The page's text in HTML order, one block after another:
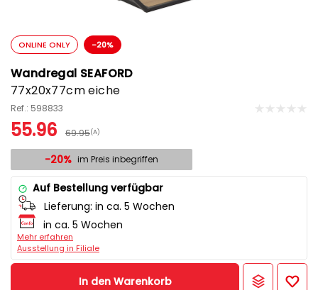
ONLINE ONLY -20%
Wandregal SEAFORD
77x20x77cm eiche
Ref.: 598833
55.96 69.95(A)
-20% im Preis inbegriffen
Auf Bestellung verfügbar
Lieferung: in ca. 5 Wochen
in ca. 5 Wochen
Mehr erfahren
Ausstellung in Filiale
In den Warenkorb